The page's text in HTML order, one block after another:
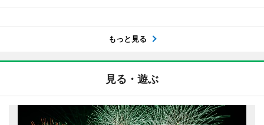
もっと見る
見る・遊ぶ